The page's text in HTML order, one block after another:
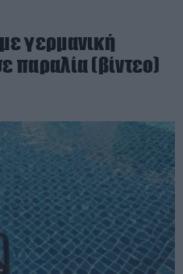
γερμανική
παραλία (βίντεο)